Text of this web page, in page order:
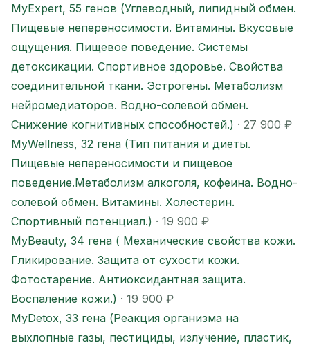
MyExpert, 55 генов (Углеводный, липидный обмен.
Пищевые непереносимости. Витамины. Вкусовые
ощущения. Пищевое поведение. Системы
детоксикации. Спортивное здоровье. Свойства
соединительной ткани. Эстрогены. Метаболизм
нейромедиаторов. Водно-солевой обмен.
Снижение когнитивных способностей.) · 27 900 ₽
MyWellness, 32 гена (Тип питания и диеты.
Пищевые непереносимости и пищевое
поведение.Метаболизм алкоголя, кофеина. Водно-
солевой обмен. Витамины. Холестерин.
Спортивный потенциал.) · 19 900 ₽
MyBeauty, 34 гена ( Механические свойства кожи.
Гликирование. Защита от сухости кожи.
Фотостарение. Антиоксидантная защита.
Воспаление кожи.) · 19 900 ₽
MyDetox, 33 гена (Реакция организма на
выхлопные газы, пестициды, излучение, пластик,